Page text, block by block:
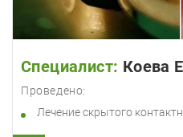
Специалист: Коева
Проведено:
Лечение скрытого